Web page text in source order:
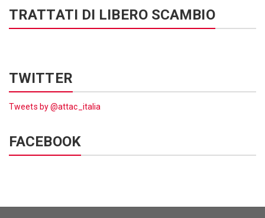
TRATTATI DI LIBERO SCAMBIO
TWITTER
Tweets by @attac_italia
FACEBOOK